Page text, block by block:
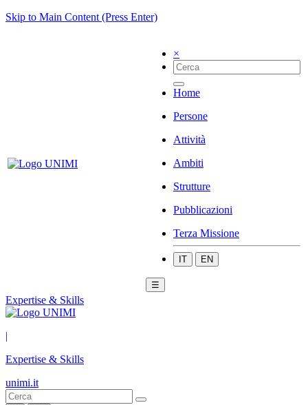
Skip to Main Content (Press Enter)
×
Home
Persone
Attività
Ambiti
Strutture
Pubblicazioni
Terza Missione
IT EN
☰
Expertise & Skills
|
Expertise & Skills
unimi.it